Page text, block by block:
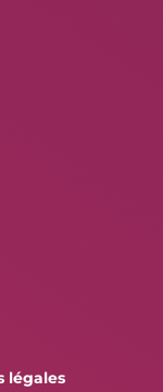
légales